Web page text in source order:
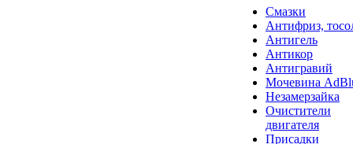
Смазки
Антифриз,
Антигель
Антикор
Антигравий
Мочевина
Незамерзайка
Очистители
двигателя
Присадки